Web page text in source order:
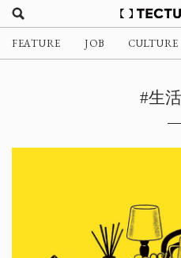
FEATURE JOB CULTURE
#生